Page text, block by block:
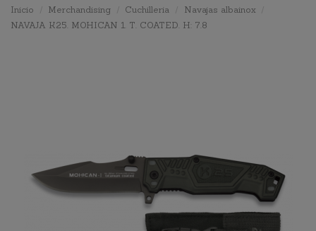
Inicio Merchandising Cuchilleria
Navajas albainox
NAVAJA K25. MOHICAN 1. T. COATED. H: 7.8